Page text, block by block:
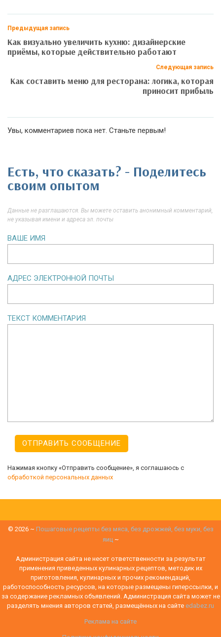
Предыдущая запись
Как визуально увеличить кухню: дизайнерские
приёмы, которые действительно работают
Следующая запись
Как составить меню для ресторана: логика, которая
приносит прибыль
Увы, комментариев пока нет. Станьте первым!
Есть, что сказать? - Поделитесь
своим опытом
Данные не разглашаются. Вы можете оставить анонимный комментарий,
не указывая имени и адреса эл. почты
ВАШЕ ИМЯ
АДРЕС ЭЛЕКТРОННОЙ ПОЧТЫ
ТЕКСТ КОММЕНТАРИЯ
Нажимая кнопку «Отправить сообщение», я соглашаюсь с
обработкой персональных данных
© 2026~ Пошаговые рецепты без мяса, без дрожжей, без муки, без
яиц ~
Администрация сайта не несет ответственности за результат
применения приведенных кулинарных рецептов, методик их
приготовления, кулинарных и прочих рекомендаций,
работоспособность ресурсов, на которые размещены гиперссылки, и
за содержание рекламных объявлений. Администрация сайта может не
разделять мнения авторов статей, размещённых на сайте edabez.ru
Реклама на сайте